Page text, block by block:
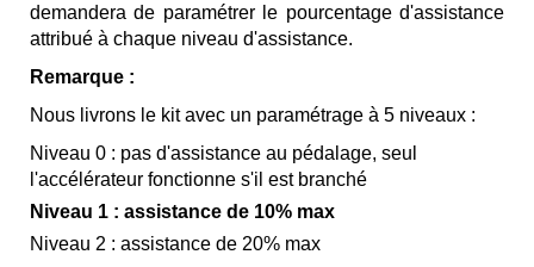
demandera de paramétrer le pourcentage d'assistance
attribué à chaque niveau d'assistance.
Remarque :
Nous livrons le kit avec un paramétrage à 5 niveaux :
Niveau 0 : pas d'assistance au pédalage, seul
l'accélérateur fonctionne s'il est branché
Niveau 1 : assistance de 10% max
Niveau 2 : assistance de 20% max